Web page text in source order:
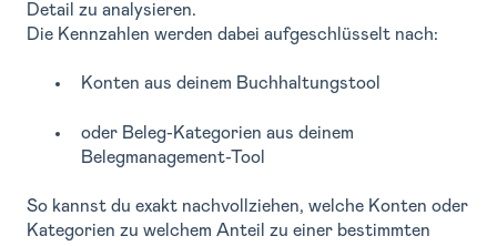
Detail zu analysieren.
Die Kennzahlen werden dabei aufgeschlüsselt nach:
Konten aus deinem Buchhaltungstool
oder Beleg-Kategorien aus deinem
Belegmanagement-Tool
So kannst du exakt nachvollziehen, welche Konten oder
Kategorien zu welchem Anteil zu einer bestimmten